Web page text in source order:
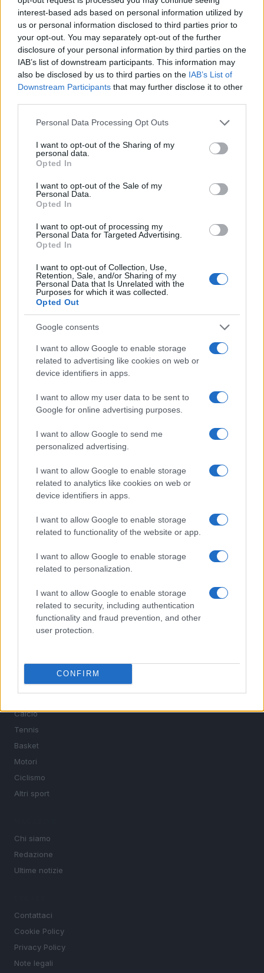
interest-based ads based on personal information utilized by
us or personal information disclosed to third parties prior to
your opt-out. You may separately opt-out of the further
disclosure of your personal information by third parties on the
IAB’s list of downstream participants. This information may
also be disclosed by us to third parties on the IAB’s List of
Downstream Participants that may further disclose it to other
Please note that this website/app uses one or more Google
not limited to your visit or usage behaviour. You may click to
grant or deny consent to Google and its third-party tags to
use your data for below specified purposes in below Google
consent section.
Personal Data Processing Opt Outs
I want to opt-out of the Sharing of my
personal data.
Opted In
I want to opt-out of the Sale of my
Personal Data.
Opted In
I want to opt-out of processing my
Personal Data for Targeted Advertising.
Opted In
I want to opt-out of Collection, Use,
Retention, Sale, and/or Sharing of my
Personal Data that Is Unrelated with the
Purposes for which it was collected.
Opted Out
Google consents
I want to allow Google to enable storage
related to advertising like cookies on web or
device identifiers in apps.
I want to allow my user data to be sent to
Google for online advertising purposes.
I want to allow Google to send me
personalized advertising.
I want to allow Google to enable storage
related to analytics like cookies on web or
device identifiers in apps.
I want to allow Google to enable storage
related to functionality of the website or app.
I want to allow Google to enable storage
related to personalization.
I want to allow Google to enable storage
related to security, including authentication
functionality and fraud prevention, and other
user protection.
CONFIRM
Boxe: Callum Walsh preferisce Aaron McKenna a
Stephen McKenna per un match all’irlandese
Andrea Conforti · 8 Ago 2026
CALCIO
LIV Golf New York 2026: Niemann in testa con un
impressionante vantaggio
Francesca Lombardi · 8 Ago 2026
PIÙ LETTI
Chouchaa: chi è il calciatore algerino?
Union Berlino-Cagliari: dove vedere l’amichevole
Lazio e Milan: tutti gli ex calciatori che hanno
indossato le due maglie
A quanto ammonta il patrimonio di Andrea Pirlo?
Il patrimonio di Alex Del Piero: tutti i guadagni di
Pinturicchio
Sportmagazine: notizie, approfondimenti e classifiche su
calcio, basket, tennis, ciclismo, motori, Formula 1,
MotoGP e Olimpiadi. Le ultime news dalle competizioni
nazionali e internazionali, gli highlight delle partite, le
interviste ai protagonisti e i risultati in tempo reale di tutte
sport.
Calcio
Tennis
Basket
Motori
Ciclismo
Altri sport
Chi siamo
Redazione
Ultime notizie
Contattaci
Cookie Policy
Privacy Policy
Note legali